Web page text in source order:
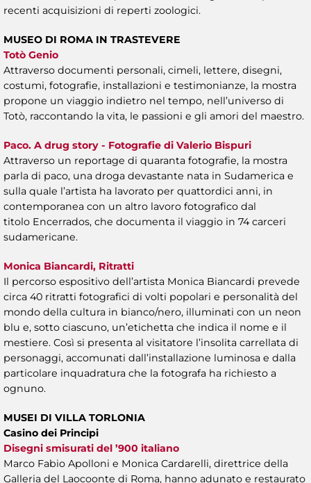
recenti acquisizioni di reperti zoologici.
MUSEO DI ROMA IN TRASTEVERE
Totò Genio
Attraverso documenti personali, cimeli, lettere, disegni,
costumi, fotografie, installazioni e testimonianze, la mostra
propone un viaggio indietro nel tempo, nell’universo di
Totò, raccontando la vita, le passioni e gli amori del maestro.
Paco. A drug story - Fotografie di Valerio Bispuri
Attraverso un reportage di quaranta fotografie, la mostra
parla di paco, una droga devastante nata in Sudamerica e
sulla quale l’artista ha lavorato per quattordici anni, in
contemporanea con un altro lavoro fotografico dal
titolo Encerrados, che documenta il viaggio in 74 carceri
sudamericane.
Monica Biancardi, Ritratti
Il percorso espositivo dell’artista Monica Biancardi prevede
circa 40 ritratti fotografici di volti popolari e personalità del
mondo della cultura in bianco/nero, illuminati con un neon
blu e, sotto ciascuno, un’etichetta che indica il nome e il
mestiere. Così si presenta al visitatore l’insolita carrellata di
personaggi, accomunati dall’installazione luminosa e dalla
particolare inquadratura che la fotografa ha richiesto a
ognuno.
MUSEI DI VILLA TORLONIA
Casino dei Principi
Disegni smisurati del ’900 italiano
Marco Fabio Apolloni e Monica Cardarelli, direttrice della
Galleria del Laocoonte di Roma, hanno adunato e restaurato